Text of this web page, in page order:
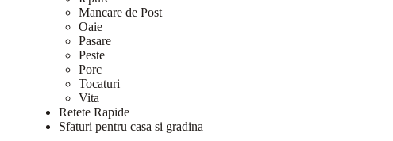
Mancare de Post
Oaie
Pasare
Peste
Porc
Tocaturi
Vita
Retete Rapide
Sfaturi pentru casa si gradina